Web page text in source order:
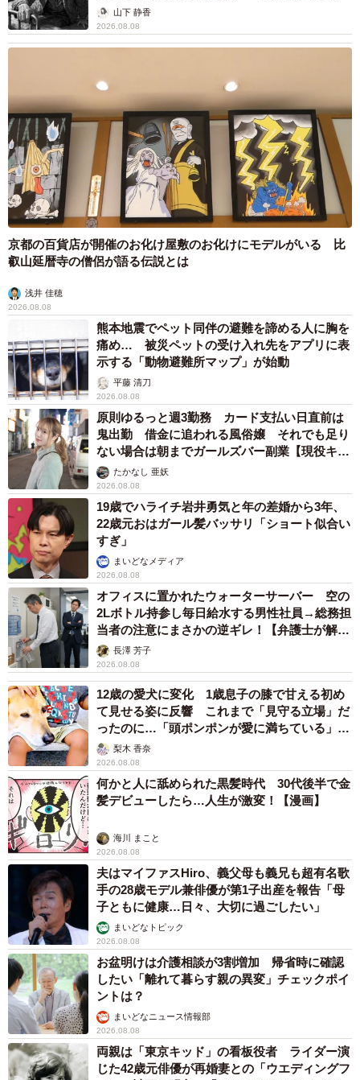
から】山下 静香
2026.08.08
京都の百貨店が開催のお化け屋敷のお化けにモデルがいる 比
叡山延暦寺の僧侶が語る伝説とは
浅井 佳穂
2026.08.08
熊本地震でペット同伴の避難を諦める人に胸を
痛め… 被災ペットの受け入れ先をアプリに表
示する「動物避難所マップ」が始動
平藤 清刀
2026.08.08
原則ゆるっと週3勤務 カード支払い日直前は
鬼出勤 借金に追われる風俗嬢 それでも足り
ない場合は朝までガールズバー副業【現役キャ
ストに取材】
たかなし 亜妖
2026.08.08
19歳でハライチ岩井勇気と年の差婚から3年、
22歳元おはガール髪バッサリ「ショート似合い
すぎ」
まいどなメディア
2026.08.08
オフィスに置かれたウォーターサーバー 空の
2Lボトル持参し毎日給水する男性社員→総務担
当者の注意にまさかの逆ギレ！【弁護士が解
説】長澤 芳子
2026.08.08
12歳の愛犬に変化 1歳息子の膝で甘える初め
て見せる姿に反響 これまで「見守る立場」だ
ったのに…「頭ポンポンが愛に満ちている」
「尊…」
梨木 香奈
2026.08.08
何かと人に舐められた黒髪時代 30代後半で金
髪デビューしたら…人生が激変！【漫画】
海川 まこと
2026.08.08
夫はマイファスHiro、義父母も義兄も超有名歌
手の28歳モデル兼俳優が第1子出産を報告「母
子ともに健康…日々、大切に過ごしたい」
まいどなトピック
2026.08.08
お盆明けは介護相談が3割増加 帰省時に確認
したい「離れて暮らす親の異変」チェックポイ
ントは？
まいどなニュース情報部
2026.08.08
両親は「東京キッド」の看板役者 ライダー演
じた42歳元俳優が再婚妻との「ウエディングフ